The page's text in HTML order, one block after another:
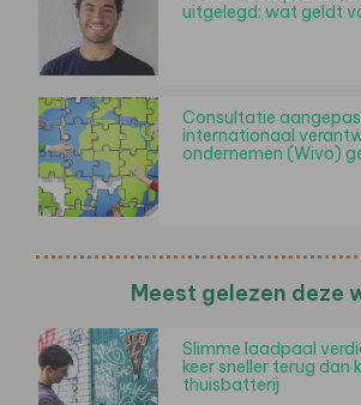
uitgelegd: wat geldt
Consultatie
internationaal
ondernemen (Wivo)
Meest gelezen deze
Slimme laadpaal
keer sneller terug dan
thuisbatterij